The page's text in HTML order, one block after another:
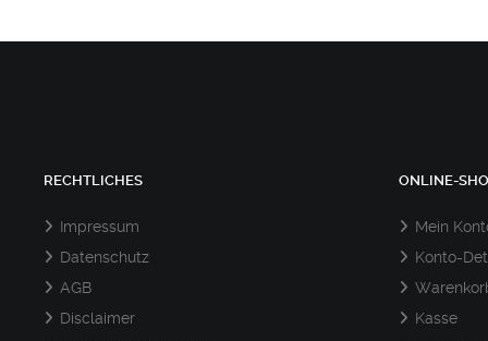
RECHTLICHES
Impressum
Datenschutz
AGB
Disclaimer
ONLINE-
Mein
Konto-
Kasse